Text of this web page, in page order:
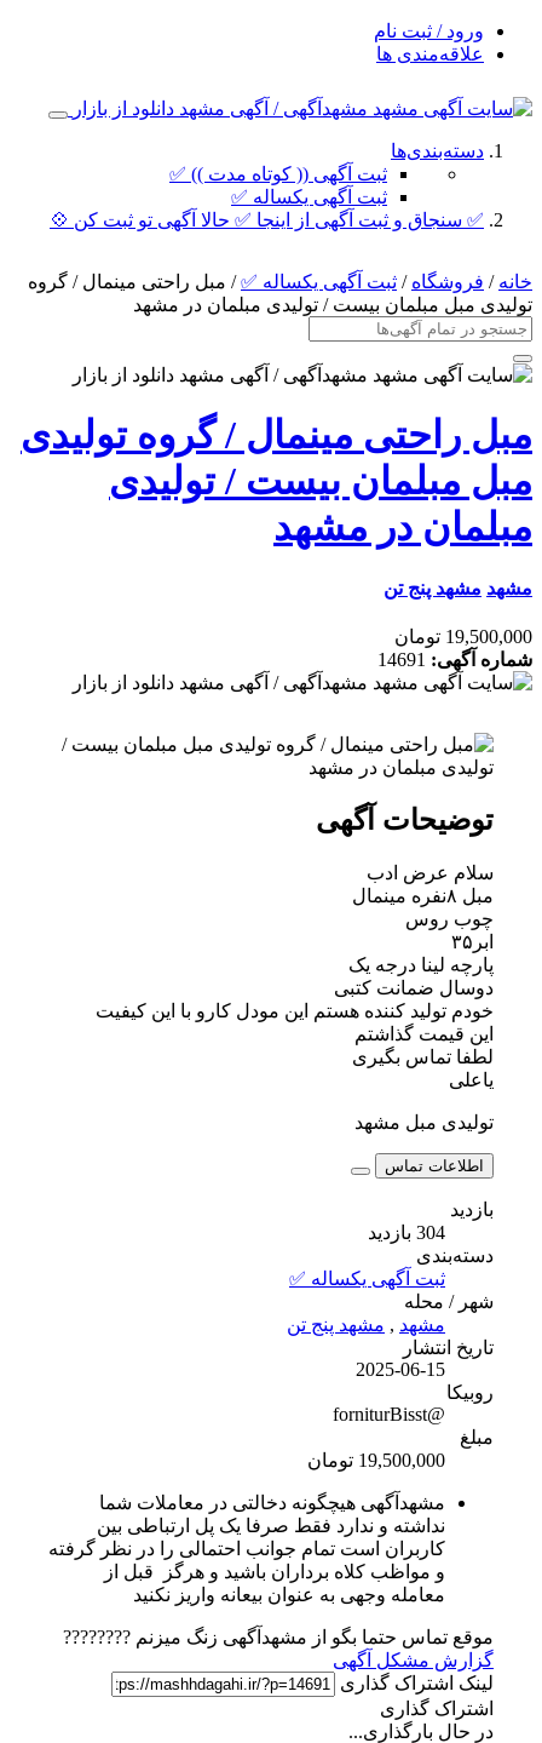
ورود / ثبت نام
علاقه‌مندی ها
دسته‌بندی‌ها
ثبت آگهی (( کوتاه مدت )) ✅
ثبت آگهی یکساله ✅
✅ سنجاق و ثبت آگهی از اینجا ✅ حالا آگهی تو ثبت کن 💠
خانه / فروشگاه / ثبت آگهی یکساله ✅/ مبل راحتی مینمال / گروه
تولیدی مبل مبلمان بیست / تولیدی مبلمان در مشهد
مبل راحتی مینمال / گروه تولیدی
مبل مبلمان بیست / تولیدی
مبلمان در مشهد
مشهد مشهد پنج تن
19,500,000 تومان
شماره آگهی: 14691
توضیحات آگهی
سلام عرض ادب
مبل ۸نفره مینمال
چوب روس
ابر۳۵
پارچه لینا درجه یک
دوسال ضمانت کتبی
خودم تولید کننده هستم این مودل کارو با این کیفیت
این قیمت گذاشتم
لطفا تماس بگیری
یاعلی
تولیدی مبل مشهد
اطلاعات تماس
بازدید
304 بازدید
دسته‌بندی
ثبت آگهی یکساله ✅
شهر / محله
مشهد , مشهد پنج تن
تاریخ انتشار
2025-06-15
روبیکا
@forniturBisst
مبلغ
19,500,000 تومان
مشهدآگهی هیچگونه دخالتی در معاملات شما
نداشته و ندارد فقط صرفا یک پل ارتباطی بین
کاربران است تمام جوانب احتمالی را در نظر گرفته
و مواظب کلاه برداران باشید و هرگز قبل از
معامله وجهی به عنوان بیعانه واریز نکنید
موقع تماس حتما بگو از مشهدآگهی زنگ میزنم ????????
گزارش مشکل آگهی
لینک اشتراک گذاری
اشتراک گذاری
در حال بارگذاری...